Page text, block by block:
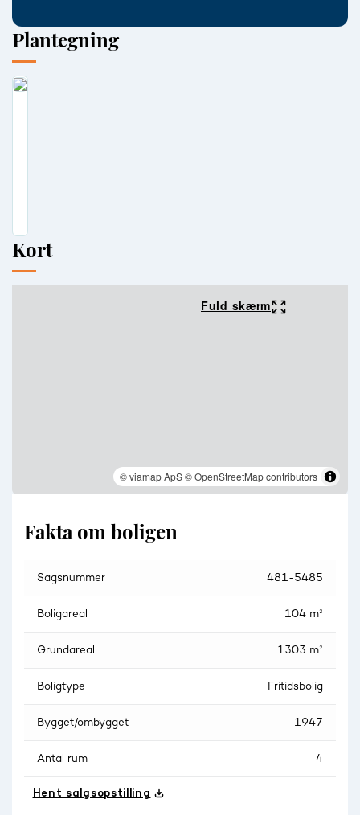
Plantegning
Kort
Fuld skærm
© viamap ApS© OpenStreetMap contributors
Fakta om boligen
Sagsnummer 481-5485
Boligareal 104 m²
Grundareal 1303 m²
Boligtype Fritidsbolig
Bygget/ombygget 1947
Antal rum 4
Hent salgsopstilling